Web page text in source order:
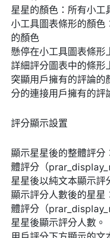
星星的顏色：所有小工
小工具圖表條形的顏色
的顏色
懸停在小工具圖表條形
詳細評分圖表中的條形
突顯用戶擁有的評論的
分的連接用戶擁有的評
評分顯示設置
顯示星星後的整體評分
體評分（
星星後以純文本顯示評
顯示評分人數後的星星
體評分（
星星後顯示評分人數。